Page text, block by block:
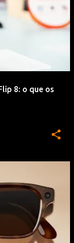
8: o que os